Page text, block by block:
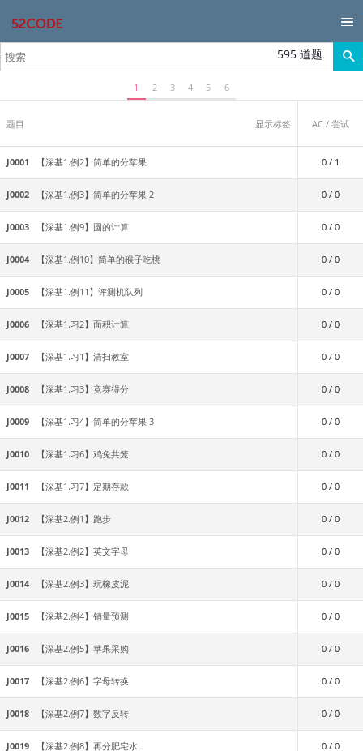
595 道题
1 2 3 4 5 6
题目 显示标签 AC / 尝试
J0001 【深基1.例2】简单的分苹果 0 / 1
J0002 【深基1.例3】简单的分苹果 2 0 / 0
J0003 【深基1.例9】圆的计算 0 / 0
J0004 【深基1.例10】简单的猴子吃桃 0 / 0
J0005 【深基1.例11】评测机队列 0 / 0
J0006 【深基1.习2】面积计算 0 / 0
J0007 【深基1.习1】清扫教室 0 / 0
J0008 【深基1.习3】竞赛得分 0 / 0
J0009 【深基1.习4】简单的分苹果 3 0 / 0
J0010 【深基1.习6】鸡兔共笼 0 / 0
J0011 【深基1.习7】定期存款 0 / 0
J0012 【深基2.例1】跑步 0 / 0
J0013 【深基2.例2】英文字母 0 / 0
J0014 【深基2.例3】玩橡皮泥 0 / 0
J0015 【深基2.例4】销量预测 0 / 0
J0016 【深基2.例5】苹果采购 0 / 0
J0017 【深基2.例6】字母转换 0 / 0
J0018 【深基2.例7】数字反转 0 / 0
J0019 【深基2.例8】再分肥宅水 0 / 0